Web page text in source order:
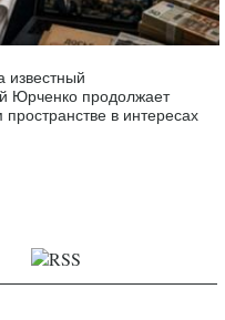
известный
Юрченко продолжает
в интересах